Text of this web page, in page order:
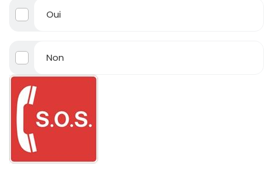
Oui
Non